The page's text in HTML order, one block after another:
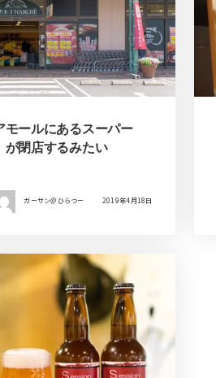
モールにあるスーパー
が閉店するみたい
ガーサン＠ひらつー 2019年4月18日